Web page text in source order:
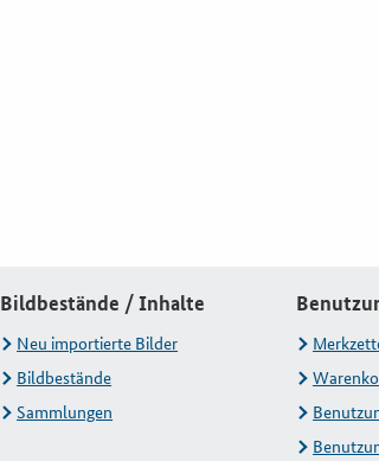
Bildbestände / Inhalte
Neu importierte Bilder
Bildbestände
Sammlungen